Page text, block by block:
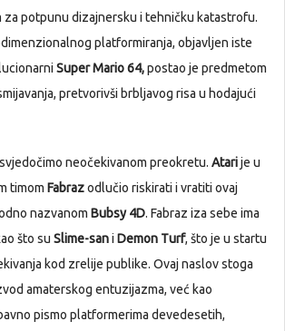
za potpunu dizajnersku i tehničku katastrofu.
platformiranja, objavljen iste
Super Mario 64,postao je predmetom
pretvorivši brbljavog risa u hodajući
neočekivanom preokretu. Atarije u
timom Fabrazodlučio riskirati i vratiti ovaj
nazvanom Bubsy 4D. Fabraz iza sebe ima
što su Slime-sani Demon Turf, što je u startu
kod zrelije publike. Ovaj naslov stoga
amaterskog entuzijazma, već kao
pismo platformerima devedesetih,